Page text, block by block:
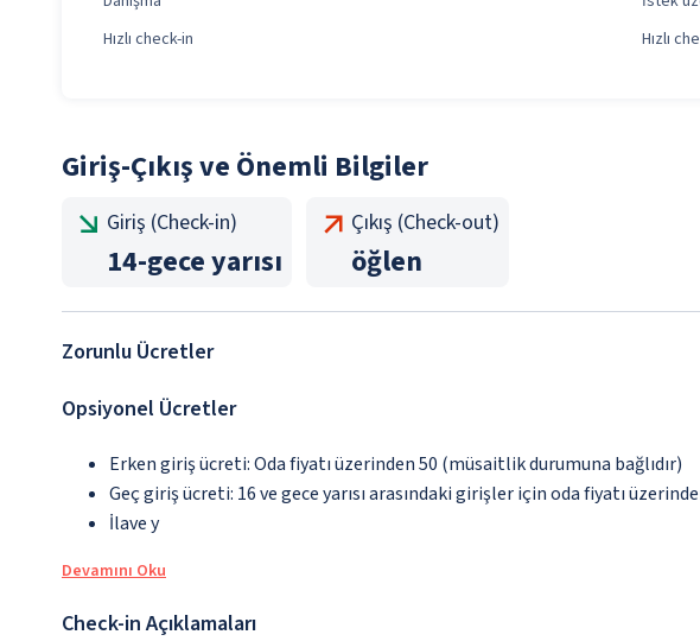
Hızlı check-in
Hızlı
Giriş-Çıkış ve Önemli Bilgiler
Giriş (Check-in)
14-gece yarısı
Çıkış (Check-out)
öğlen
Zorunlu Ücretler
Opsiyonel Ücretler
Erken giriş ücreti: Oda fiyatı üzerinden 50 (müsaitlik durumuna bağlıdır)
Geç giriş ücreti: 16 ve gece yarısı arasındaki girişler için oda fiyatı
İlave y
Devamını Oku
Check-in Açıklamaları